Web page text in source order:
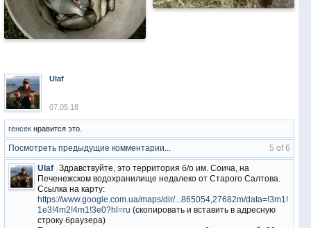
Ulaf
07.05.18
генсек нравится это.
Посмотреть предыдущие комментарии... 5 of 6
Ulaf Здравствуйте, это территория б/о им. Соича, на
Печенежском водохранилище недалеко от Старого Салтова.
Ссылка на карту:
https://www.google.com.ua/maps/dir/...865054,27682m/data=!3m1!
1e3!4m2!4m1!3e0?hl=ru (скопировать и вставить в адресную
строку браузера)